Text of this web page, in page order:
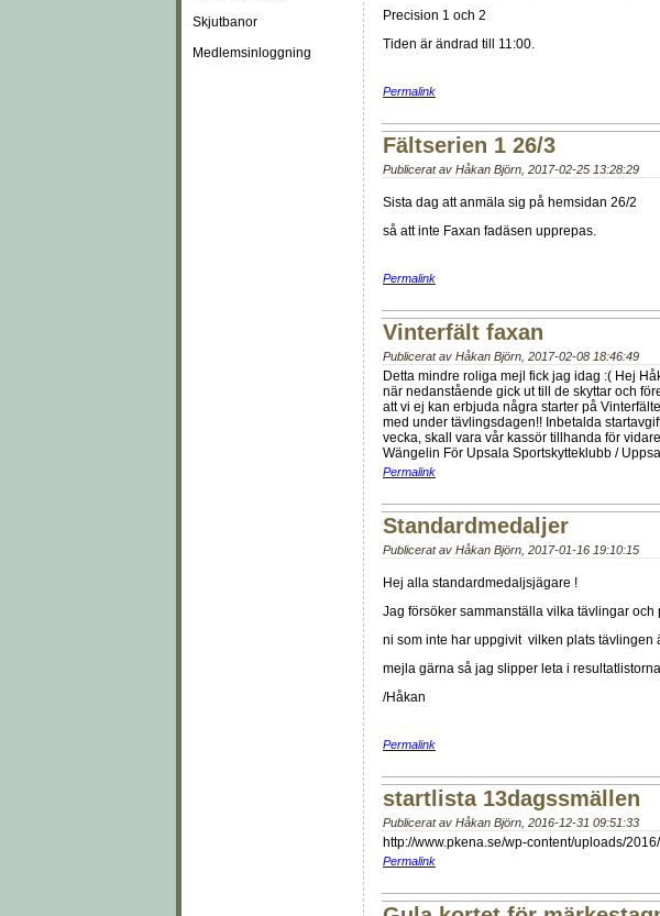
Skjutbanor
Medlemsinloggning
Precision 1 och 2
Tiden är ändrad till 11:00.
Permalink
Fältserien 1 26/3
Publicerat av Håkan Björn 2017-02-25 13:28:29
Sista dag att anmäla sig på hemsidan 26/2
så att inte Faxan fadäsen upprepas.
Permalink
Vinterfält faxan
Publicerat av Håkan Björn 2017-02-08 18:46:49
Detta mindre roliga mejl fick jag idag :( Hej
när nedanstående gick ut till de skyttar och
att vi ej kan erbjuda några starter på
med under tävlingsdagen!! Inbetalda
vecka, skall vara vår kassör tillhanda för
Wängelin För Upsala Sportskytteklubb /
Permalink
Standardmedaljer
Publicerat av Håkan Björn 2017-01-16 19:10:15
Hej alla standardmedaljsjägare !
Jag försöker sammanställa vilka tävlingar och
ni som inte har uppgivit vilken plats tävlingen
mejla gärna så jag slipper leta i
/Håkan
Permalink
startlista 13dagssmällen
Publicerat av Håkan Björn 2016-12-31 09:51:33
http://www.pkena.se/wp-content/uploads/
Permalink